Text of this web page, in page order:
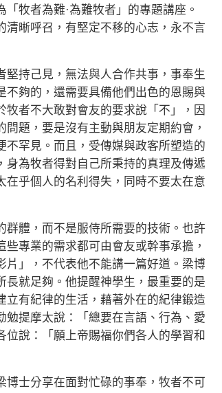
牧者為難·為難牧者」的專題講座。
晰呼召，有堅定不移的心志，永不言
持己見，無法與人合作共事，事奉生
夠的，還需要具備他們出色的恩賜與
者不大敢對會友的要求說「不」，因
題，要是沒有主動與朋友定期約會，
罕見。而且，受傳媒與政客所塑造的
為牧者得對自己所秉持的真理及傳遞
乎個人的名利得失，同時不要太在意
體，而不是服侍所需要的技術。也許
專業的需求都可由會友或幹事承擔，
」，不代表他不能講一篇好道。梁博
就足夠。他提醒神學生，最重要的是
有紀律的生活，藉著外在的紀律鍛造
勉提摩太說：「總要在言語、行為、愛
說：「願上帝賜福你們各人的學習和
士分享在面對忙碌的事奉，牧者不可